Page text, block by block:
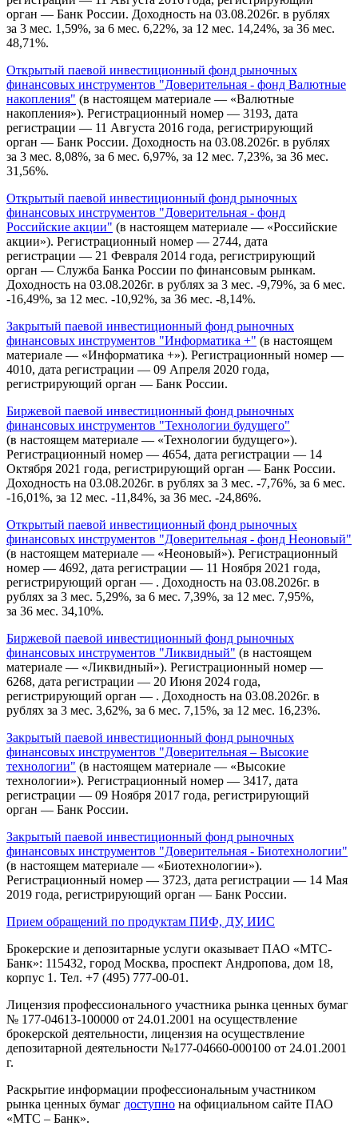
орган — Банк России. Доходность на 03.08.2026г. в рублях
за 3 мес. 1,59%, за 6 мес. 6,22%, за 12 мес. 14,24%, за 36 мес.
48,71%.
Открытый паевой инвестиционный фонд рыночных
финансовых инструментов "Доверительная - фонд Валютные
накопления" (в настоящем материале — «Валютные
накопления»). Регистрационный номер — 3193, дата
регистрации — 11 Августа 2016 года, регистрирующий
орган — Банк России. Доходность на 03.08.2026г. в рублях
за 3 мес. 8,08%, за 6 мес. 6,97%, за 12 мес. 7,23%, за 36 мес.
31,56%.
Открытый паевой инвестиционный фонд рыночных
финансовых инструментов "Доверительная - фонд
Российские акции" (в настоящем материале — «Российские
акции»). Регистрационный номер — 2744, дата
регистрации — 21 Февраля 2014 года, регистрирующий
орган — Служба Банка России по финансовым рынкам.
Доходность на 03.08.2026г. в рублях за 3 мес. -9,79%, за 6 мес.
-16,49%, за 12 мес. -10,92%, за 36 мес. -8,14%.
Закрытый паевой инвестиционный фонд рыночных
финансовых инструментов "Информатика +" (в настоящем
материале — «Информатика +»). Регистрационный номер —
4010, дата регистрации — 09 Апреля 2020 года,
регистрирующий орган — Банк России.
Биржевой паевой инвестиционный фонд рыночных
финансовых инструментов "Технологии будущего"
(в настоящем материале — «Технологии будущего»).
Регистрационный номер — 4654, дата регистрации — 14
Октября 2021 года, регистрирующий орган — Банк России.
Доходность на 03.08.2026г. в рублях за 3 мес. -7,76%, за 6 мес.
-16,01%, за 12 мес. -11,84%, за 36 мес. -24,86%.
Открытый паевой инвестиционный фонд рыночных
финансовых инструментов "Доверительная - фонд Неоновый"
(в настоящем материале — «Неоновый»). Регистрационный
номер — 4692, дата регистрации — 11 Ноября 2021 года,
регистрирующий орган — . Доходность на 03.08.2026г. в
рублях за 3 мес. 5,29%, за 6 мес. 7,39%, за 12 мес. 7,95%,
за 36 мес. 34,10%.
Биржевой паевой инвестиционный фонд рыночных
финансовых инструментов "Ликвидный" (в настоящем
материале — «Ликвидный»). Регистрационный номер —
6268, дата регистрации — 20 Июня 2024 года,
регистрирующий орган — . Доходность на 03.08.2026г. в
рублях за 3 мес. 3,62%, за 6 мес. 7,15%, за 12 мес. 16,23%.
Закрытый паевой инвестиционный фонд рыночных
финансовых инструментов "Доверительная – Высокие
технологии" (в настоящем материале — «Высокие
технологии»). Регистрационный номер — 3417, дата
регистрации — 09 Ноября 2017 года, регистрирующий
орган — Банк России.
Закрытый паевой инвестиционный фонд рыночных
финансовых инструментов "Доверительная - Биотехнологии"
(в настоящем материале — «Биотехнологии»).
Регистрационный номер — 3723, дата регистрации — 14 Мая
2019 года, регистрирующий орган — Банк России.
Прием обращений по продуктам ПИФ, ДУ, ИИС
Брокерские и депозитарные услуги оказывает ПАО «МТС-
Банк»: 115432, город Москва, проспект Андропова, дом 18,
корпус 1. Тел. +7 (495) 777-00-01.
Лицензия профессионального участника рынка ценных бумаг
№ 177-04613-100000 от 24.01.2001 на осуществление
брокерской деятельности, лицензия на осуществление
депозитарной деятельности №177-04660-000100 от 24.01.2001
г.
Раскрытие информации профессиональным участником
рынка ценных бумаг доступно на официальном сайте ПАО
«МТС – Банк».